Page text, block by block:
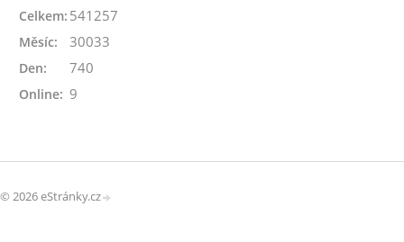
Online: 9
Celkem: 541257
Měsíc: 30033
Den: 740
© 2026 eStránky.cz